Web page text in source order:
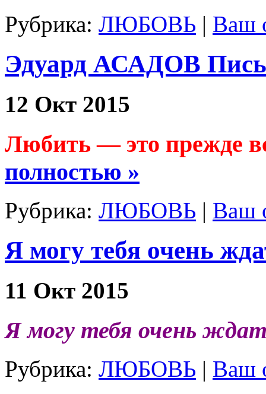
Рубрика: ЛЮБОВЬ | Ваш
Эдуард АСАДОВ
12 Окт 2015
Любить — это прежде
полностью »
Рубрика: ЛЮБОВЬ | Ваш
Я могу тебя очень
11 Окт 2015
Я могу тебя очень
Рубрика: ЛЮБОВЬ | Ваш